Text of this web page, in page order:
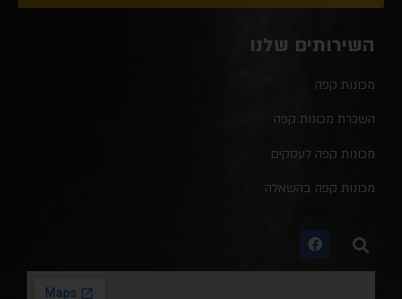
השירותים שלנו
מכונות קפה
השכרת מכונות קפה
מכונות קפה לעסקים
מכונות קפה בהשאלה